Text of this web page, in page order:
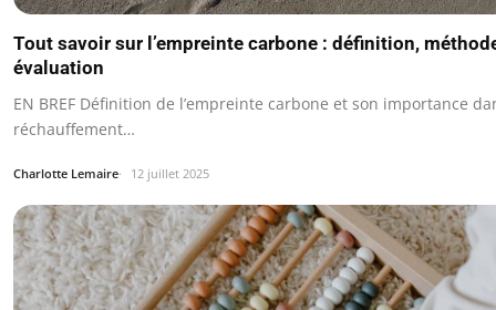
Tout savoir sur l’empreinte carbone : définition,
évaluation
EN BREF Définition de l’empreinte carbone et son importance
réchauffement…
Charlotte Lemaire 12 juillet 2025